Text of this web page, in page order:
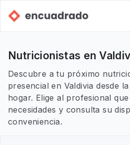
Nutricionistas en
Descubre a tu próximo
presencial en Valdivia desde
hogar. Elige al profesional
necesidades y consulta su
conveniencia.